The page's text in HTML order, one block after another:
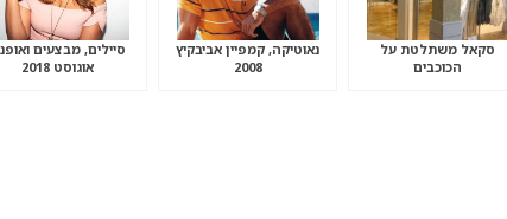
סקאל משתלטת על
הכוכבים
נאוטיקה, קמפיין אביבקיץ
2008
סיילים, מבצעים
אוגוסט 2018